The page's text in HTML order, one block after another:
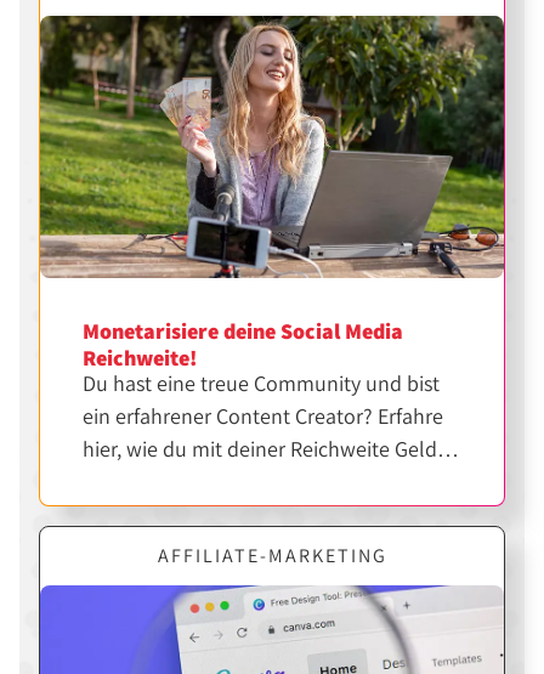
Monetarisiere deine Social Media
Reichweite!
Du hast eine treue Community und bist
ein erfahrener Content Creator? Erfahre
hier, wie du mit deiner Reichweite Geld
AFFILIATE-MARKETING